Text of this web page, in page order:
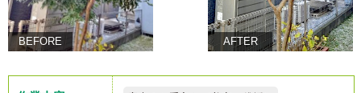
BEFORE AFTER